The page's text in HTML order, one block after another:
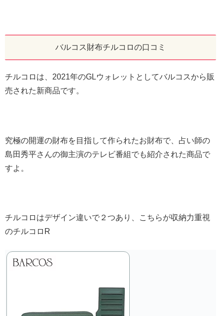
バルコス財布チルコロの口コミ
チルコロは、2021年のGLウォレットとしてバルコスから販
売された新商品です。
究極の開運の財布を目指して作られたお財布で、占い師の
島田秀平さんの御主演のテレビ番組でも紹介された商品で
すよ。
チルコロはデザイン違いで２つあり、こちらが収納力重視
のチルコロR